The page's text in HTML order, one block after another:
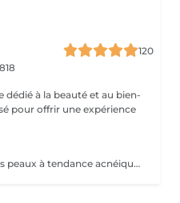
120
dédié à la beauté et au bien-
pour offrir une expérience
Ce traitement est conçu pour les peaux à tendance acnéique, des imperfections légères aux formes plus importantes. Après un diagnostic personnalisé, un protocole sur mesure sera établi en fonction de votre peau et de la sévérité de l'acné, en associant les techniques les plus adaptées. Idéal pour : Acné légère à importante Excès de sébum Pores dilatés Points noirs Boutons inflammatoires Marques post-acné Cicatrices superficielles Grain de peau irrégulier Nos protocoles peuvent associer différents traitements professionnels afin d'obtenir les meilleurs résultats tout en respectant votre peau. Une cure de 4 à 8 séances, espacées de 2 à 4 semaines, est généralement recommandée selon l'état de la peau. À LIRE AVANT VOTRE SÉANCE Évitez toute exposition au soleil, aux UV et aux autobronzants pendant les 2 semaines avant et après le traitement. Informez-nous si vous prenez un traitement médical (Roaccutane®, antibiotiques photosensibilisants ou tout autre médicament pouvant influencer le traitement). Traitement contre-indiqué pendant la grossesse. Merci de nous informer en cas d'herpès actif, d'infection cutanée, de plaie, d'eczéma, de psoriasis ou de toute maladie de peau. Ne pas utiliser de rétinol, d'acides exfoliants ou de peeling chimique 5 à 7 jours avant et après la séance. Une protection solaire SPF 50 est recommandée pendant toute la durée du traitement. En cas de doute, contactez-nous avant votre rendez-vous.